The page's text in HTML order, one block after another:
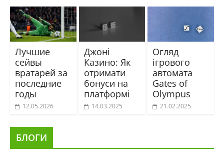
Лучшие
сейвы
вратарей за
последние
годы
12.05.2026
Джоні
Казино: Як
отримати
бонуси на
платформі
14.03.2025
Огляд
ігрового
автомата
Gates of
Olympus
21.02.2025
БЛОГИ